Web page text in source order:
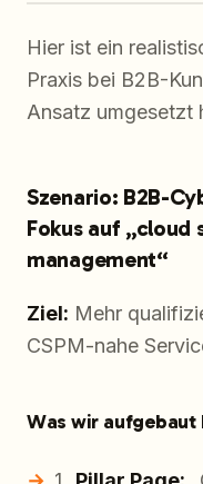
Hier ist ein
Praxis bei B2B-
Ansatz umgesetzt
Szenario: B2B-
Fokus auf
management“
Ziel: Mehr
CSPM-nahe
Was wir aufgebaut